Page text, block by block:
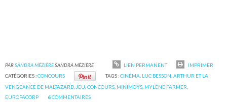
PARSANDRA MÉZIÈRESANDRA MÉZIÈRE LIEN PERMANENT
IMPRIMER
CATÉGORIES :CONCOURS TAGS :CINÉMA LUC BESSON ARTHUR ET LA
VENGEANCE DE MALTAZARD JEU ,CONCOURS MINIMOYS MYLÈNE FARMER
EUROPACORP
6COMMENTAIRES